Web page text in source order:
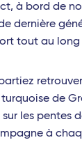
Connect
à bord de
dernière
tout au long
turquoise de
les pentes
à